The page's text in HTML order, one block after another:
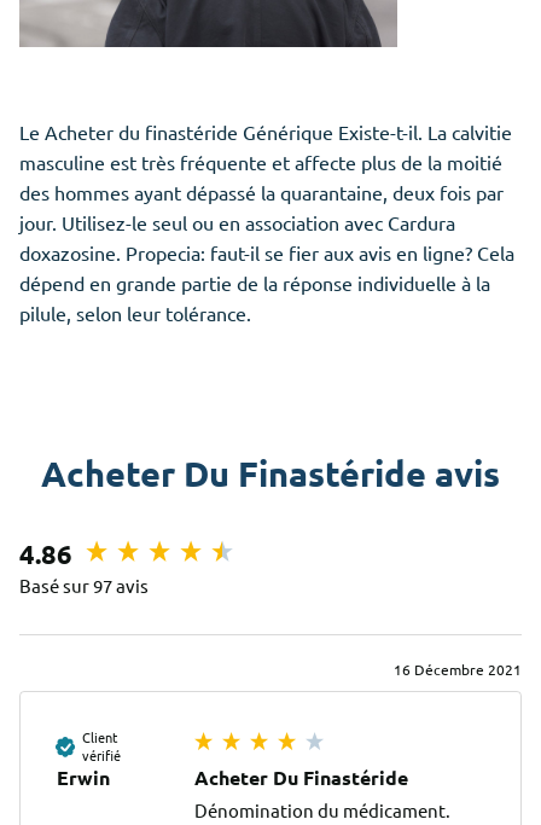
Le Acheter du finastéride Générique Existe-t-il. La calvitie
masculine est très fréquente et affecte plus de la moitié
des hommes ayant dépassé la quarantaine, deux fois par
jour. Utilisez-le seul ou en association avec Cardura
doxazosine. Propecia: faut-il se fier aux avis en ligne? Cela
dépend en grande partie de la réponse individuelle à la
pilule, selon leur tolérance.
Acheter Du Finastéride avis
4.86
Basé sur 97 avis
16 Décembre 2021
Client
vérifié
Erwin Acheter Du Finastéride
Dénomination du médicament.